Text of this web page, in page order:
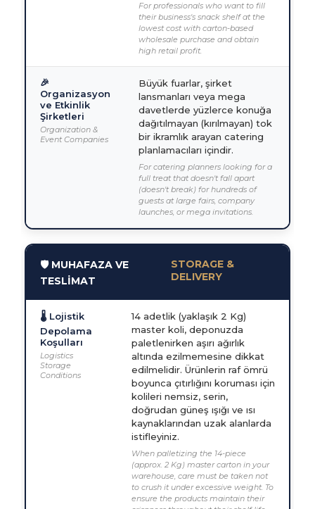
For professionals who want to fill
their business's snack shelf at the
lowest cost with carton-based
wholesale purchase and obtain
high retail profit.
🎉
Organizasyon
ve Etkinlik
Şirketleri
Organization &
Event Companies
Büyük fuarlar, şirket
lansmanları veya mega
davetlerde yüzlerce konuğa
dağıtılmayan (kırılmayan) tok
bir ikramlık arayan catering
planlamacıları içindir.
For catering planners looking for a
full treat that doesn't fall apart
(doesn't break) for hundreds of
guests at large fairs, company
launches, or mega invitations.
🛡️ MUHAFAZA VE
TESLİMAT
STORAGE &
DELIVERY
🌡️ Lojistik
Depolama
Koşulları
Logistics
Storage
Conditions
14 adetlik (yaklaşık 2 Kg)
master koli, deponuzda
paletlenirken aşırı ağırlık
altında ezilmemesine dikkat
edilmelidir. Ürünlerin raf ömrü
boyunca çıtırlığını koruması için
kolileri nemsiz, serin,
doğrudan güneş ışığı ve ısı
kaynaklarından uzak alanlarda
istifleyiniz.
When palletizing the 14-piece
(approx. 2 Kg) master carton in your
warehouse, care must be taken not
to crush it under excessive weight. To
ensure the products maintain their